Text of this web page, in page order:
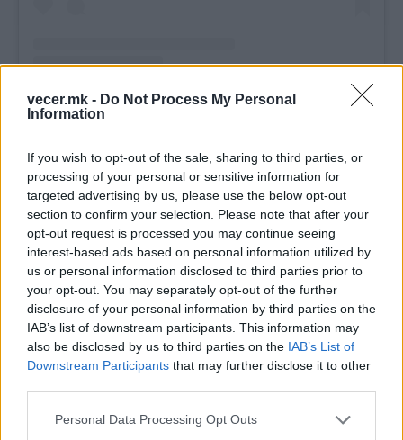
vecer.mk - Do Not Process My Personal
Information
If you wish to opt-out of the sale, sharing to third parties, or
processing of your personal or sensitive information for
targeted advertising by us, please use the below opt-out
section to confirm your selection. Please note that after your
opt-out request is processed you may continue seeing
interest-based ads based on personal information utilized by
us or personal information disclosed to third parties prior to
your opt-out. You may separately opt-out of the further
disclosure of your personal information by third parties on the
IAB’s list of downstream participants. This information may
also be disclosed by us to third parties on the IAB’s List of
Downstream Participants that may further disclose it to other
Personal Data Processing Opt Outs
A post shared by Arena Sport Slovenija (@arenasport.si)
првенство ги надминаа сите горни ценовни
граници во споредба со претходните Светски
првенства.Најевтиниот билет беше 550
долари,а обичните се движеа до 2.000
долари.Навистина неверојатни цени,
многумина ќе се согласат дека се далеку над
она што треба да бидат...
© Vecer.mk, правата за текстот се на редакцијата
Претседателот на Баерн со
критика другите тимови од
Бундеслигата